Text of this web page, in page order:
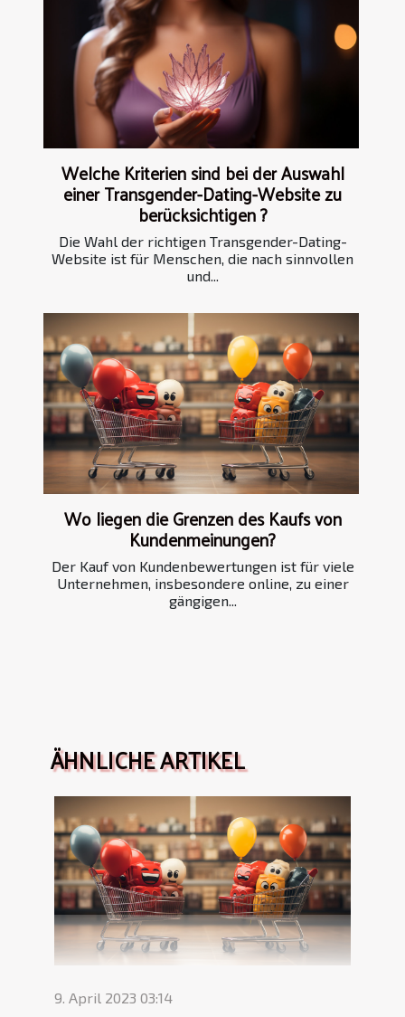
Welche Kriterien sind bei der Auswahl
einer Transgender-Dating-Website zu
berücksichtigen ?
Die Wahl der richtigen Transgender-Dating-
Website ist für Menschen, die nach sinnvollen
und...
Wo liegen die Grenzen des Kaufs von
Kundenmeinungen?
Der Kauf von Kundenbewertungen ist für viele
Unternehmen, insbesondere online, zu einer
gängigen...
ÄHNLICHE ARTIKEL
9. April 2023 03:14